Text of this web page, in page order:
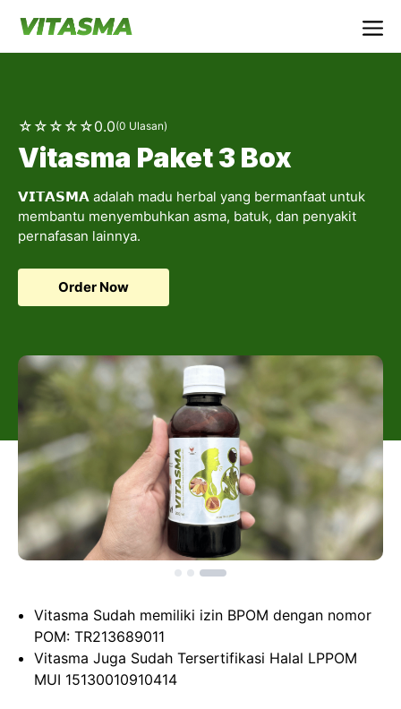
isi
☆ ☆ ☆ ☆ ☆0.0(0 Ulasan)
Vitasma Paket 3 Box
𝗩𝗜𝗧𝗔𝗦𝗠𝗔 adalah madu herbal yang bermanfaat untuk
membantu menyembuhkan asma, batuk, dan penyakit
pernafasan lainnya.
Order Now
Vitasma Sudah memiliki izin BPOM dengan nomor
POM: TR213689011
Vitasma Juga Sudah Tersertifikasi Halal LPPOM
MUI 15130010910414